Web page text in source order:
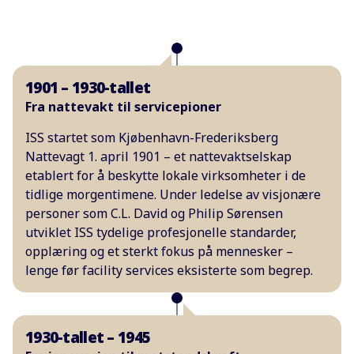
1901 – 1930-tallet
Fra nattevakt til servicepioner
ISS startet som Kjøbenhavn-Frederiksberg
Nattevagt 1. april 1901 – et nattevaktselskap
etablert for å beskytte lokale virksomheter i de
tidlige morgentimene. Under ledelse av visjonære
personer som C.L. David og Philip Sørensen
utviklet ISS tydelige profesjonelle standarder,
opplæring og et sterkt fokus på mennesker –
lenge før facility services eksisterte som begrep.
1930-tallet – 1945